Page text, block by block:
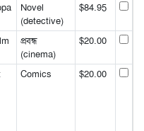
Novel
(detective)
$84.95
প্রবন্ধ
(cinema)
$20.00
Comics $20.00